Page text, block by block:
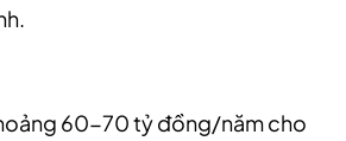
60-70 tỷ đồng/năm cho